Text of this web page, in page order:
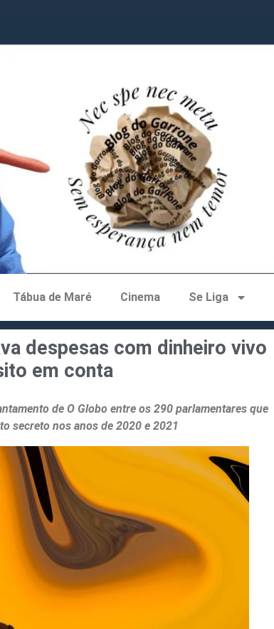
Tábua de Maré Cinema Se Liga
despesas com dinheiro vivo
em conta
de O Globo entre os 290 parlamentares que
secreto nos anos de 2020 e 2021